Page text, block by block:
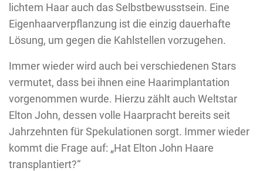
lichtem Haar auch das Selbstbewusstsein. Eine
Eigenhaarverpflanzung ist die einzig dauerhafte
Lösung, um gegen die Kahlstellen vorzugehen.
Immer wieder wird auch bei verschiedenen Stars
vermutet, dass bei ihnen eine Haarimplantation
vorgenommen wurde. Hierzu zählt auch Weltstar
Elton John, dessen volle Haarpracht bereits seit
Jahrzehnten für Spekulationen sorgt. Immer wieder
kommt die Frage auf: „Hat Elton John Haare
transplantiert?“